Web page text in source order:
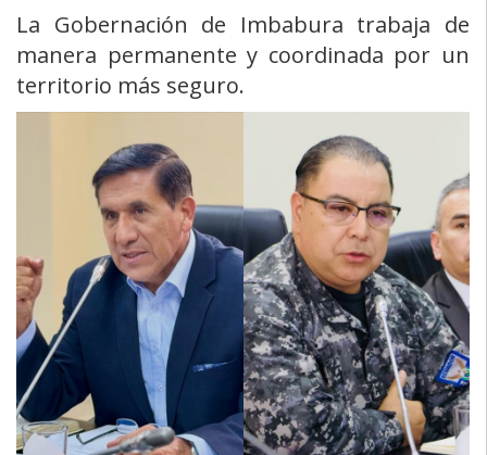
La Gobernación de Imbabura trabaja de
manera permanente y coordinada por un
territorio más seguro.